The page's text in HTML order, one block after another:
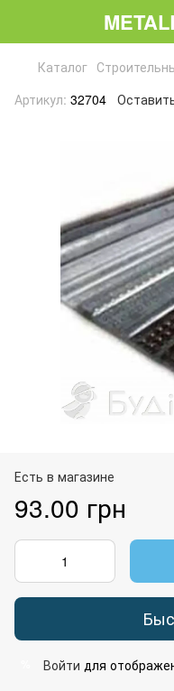
Каталог
Артикул: 32704
Есть в магазине
93.00 грн
Войти для